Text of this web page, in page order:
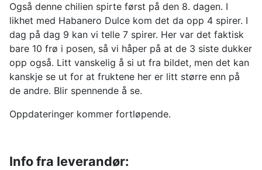
Også denne chilien spirte først på den 8. dagen. I
likhet med Habanero Dulce kom det da opp 4 spirer. I
dag på dag 9 kan vi telle 7 spirer. Her var det faktisk
bare 10 frø i posen, så vi håper på at de 3 siste dukker
opp også. Litt vanskelig å si ut fra bildet, men det kan
kanskje se ut for at fruktene her er litt større enn på
de andre. Blir spennende å se.
Oppdateringer kommer fortløpende.
Info fra leverandør: